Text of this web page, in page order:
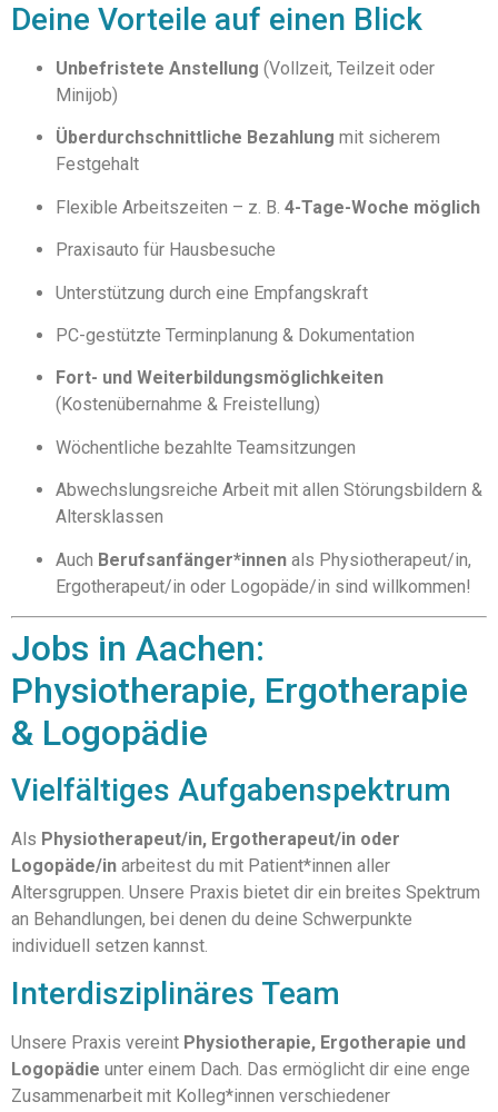
Deine Vorteile auf einen Blick
Unbefristete Anstellung (Vollzeit, Teilzeit oder
Minijob)
Überdurchschnittliche Bezahlung mit sicherem
Festgehalt
Flexible Arbeitszeiten – z. B. 4-Tage-Woche möglich
Praxisauto für Hausbesuche
Unterstützung durch eine Empfangskraft
PC-gestützte Terminplanung & Dokumentation
Fort- und Weiterbildungsmöglichkeiten
(Kostenübernahme & Freistellung)
Wöchentliche bezahlte Teamsitzungen
Abwechslungsreiche Arbeit mit allen Störungsbildern &
Altersklassen
Auch Berufsanfänger*innen als Physiotherapeut/in,
Ergotherapeut/in oder Logopäde/in sind willkommen!
Jobs in Aachen:
Physiotherapie, Ergotherapie
& Logopädie
Vielfältiges Aufgabenspektrum
Als Physiotherapeut/in, Ergotherapeut/in oder
Logopäde/in arbeitest du mit Patient*innen aller
Altersgruppen. Unsere Praxis bietet dir ein breites Spektrum
an Behandlungen, bei denen du deine Schwerpunkte
individuell setzen kannst.
Interdisziplinäres Team
Unsere Praxis vereint Physiotherapie, Ergotherapie und
Logopädie unter einem Dach. Das ermöglicht dir eine enge
Zusammenarbeit mit Kolleg*innen verschiedener